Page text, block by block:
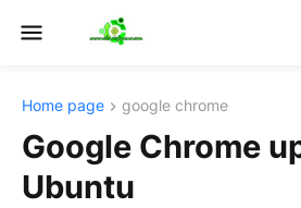
Home page google chrome
Google Chrome
Ubuntu